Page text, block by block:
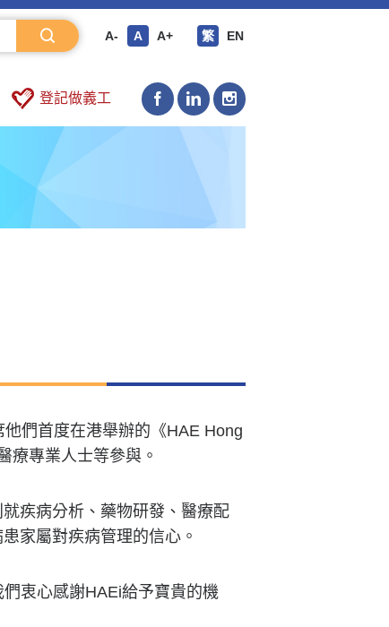
A- A A+ 繁 EN
登記做義工
們首度在港舉辦的《HAE Hong
療專業人士等參與。
疾病分析、藥物研發、醫療配
家屬對疾病管理的信心。
衷心感謝HAEi給予寶貴的機